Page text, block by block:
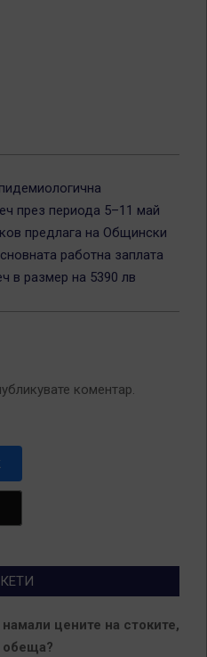
през периода 5–11 май
предлага на Общински
работна заплата
в размер на 5390 лв
коментар.
цените на стоките,
обеща?